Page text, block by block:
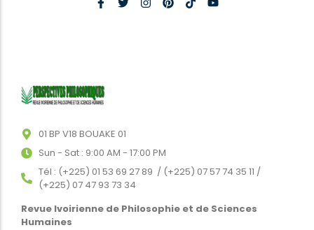
01 BP V18 BOUAKE 01
Sun - Sat : 9:00 AM - 17:00 PM
Tél : (+225) 01 53 69 27 89 / (+225) 07 57 74 35 11 /
(+225) 07 47 93 73 34
Revue Ivoirienne de Philosophie et de Sciences
Humaines